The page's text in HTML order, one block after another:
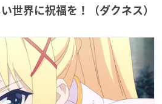
世界に祝福を！（ダクネス）